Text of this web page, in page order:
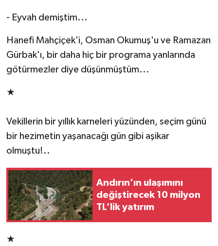
- Eyvah demiştim...
Hanefi Mahçiçek'i, Osman Okumuş'u ve Ramazan
Gürbak'ı, bir daha hiç bir programa yanlarında
götürmezler diye düşünmüştüm...
★
Vekillerin bir yıllık karneleri yüzünden, seçim günü
bir hezimetin yaşanacağı gün gibi aşikar
olmuştu!..
Andırın’ın ulaşımını
değiştirecek 10 milyon
TL’lik yatırım
★